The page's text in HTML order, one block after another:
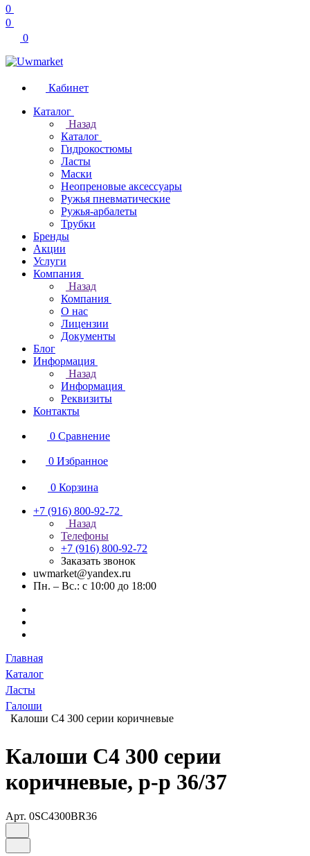
0
0
0
Кабинет
Каталог
Назад
Каталог
Гидрокостюмы
Ласты
Маски
Неопреновые аксессуары
Ружья пневматические
Ружья-арбалеты
Трубки
Бренды
Акции
Услуги
Компания
Назад
Компания
О нас
Лицензии
Документы
Блог
Информация
Назад
Информация
Реквизиты
Контакты
0 Сравнение
0 Избранное
0 Корзина
+7 (916) 800-92-72
Назад
Телефоны
+7 (916) 800-92-72
Заказать звонок
uwmarket@yandex.ru
Пн. – Вс.: с 10:00 до 18:00
Главная
Каталог
Ласты
Галоши
Калоши C4 300 серии коричневые
Калоши C4 300 серии
коричневые, р-р 36/37
Арт. 0SC4300BR36